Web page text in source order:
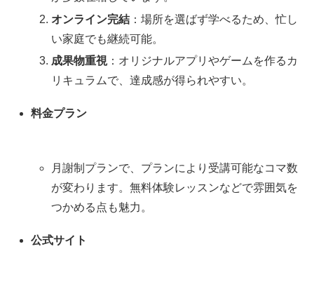
オンライン完結 ：場所を選ばず学べるため、忙し
い家庭でも継続可能。
成果物重視：オリジナルアプリやゲームを作るカ
リキュラムで、達成感が得られやすい。
料金プラン
月謝制プランで、プランにより受講可能なコマ数
が変わります。無料体験レッスンなどで雰囲気を
つかめる点も魅力。
公式サイト